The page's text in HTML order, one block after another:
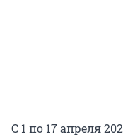
С 1 по 17 апреля